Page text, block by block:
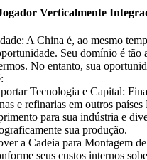
Verticalmente
A China é, ao mesmo
Seu domínio é tão
No entanto, sua
Tecnologia e Capital:
e refinarias em outros
para sua indústria e
sua produção.
a Cadeia para Montagem
seus custos internos